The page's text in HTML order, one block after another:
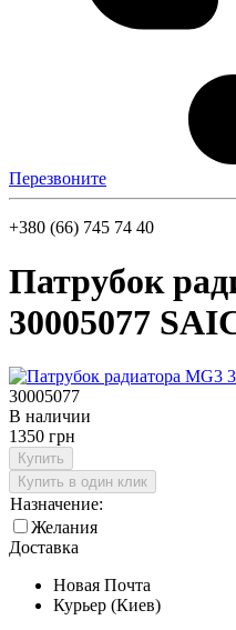
Перезвоните
+380 (66) 745 74 40
Патрубок
30005077
30005077
В наличии
1350 грн
Купить
Купить в один клик
Назначение:
Желания
Доставка
Новая Почта
Курьер (Киев)